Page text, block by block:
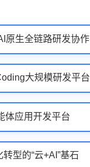
原生全链路研发协
大规模研发平台
体应用开发平台
型的“云+AI”基石